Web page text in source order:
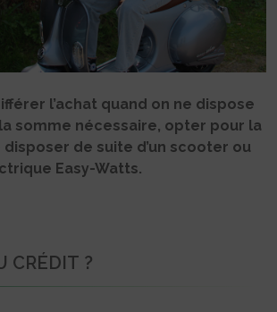
l’achat quand on ne dispose
somme nécessaire, opter pour la
de suite d’un scooter ou
Easy-Watts.
CRÉDIT ?